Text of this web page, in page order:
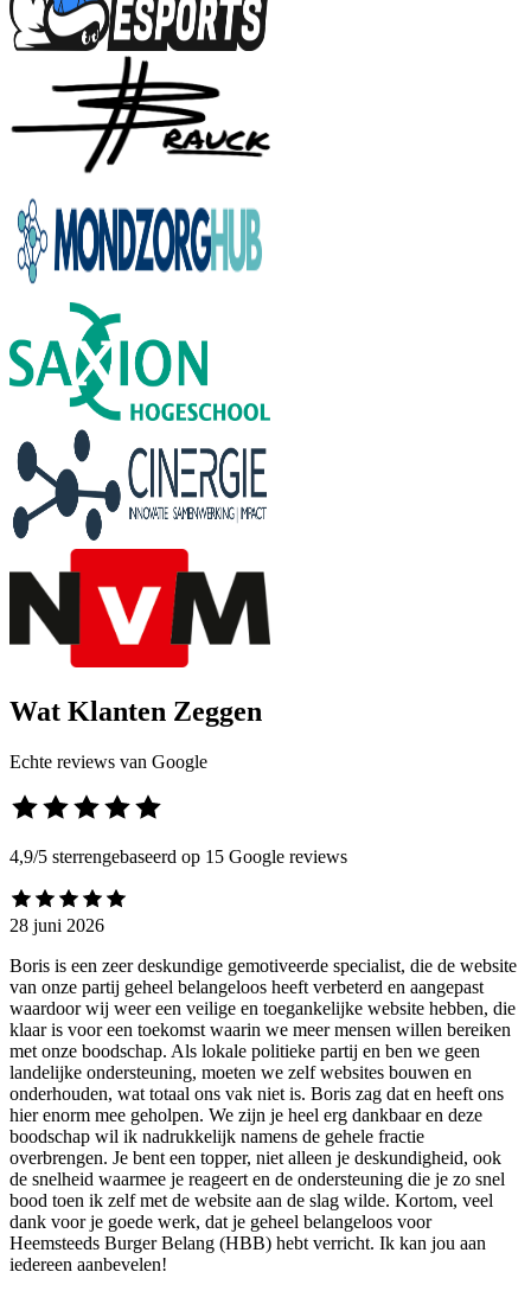
Wat Klanten Zeggen
Echte reviews van Google
4,9/5 sterrengebaseerd op 15 Google reviews
28 juni 2026
Boris is een zeer deskundige gemotiveerde specialist, die de website
van onze partij geheel belangeloos heeft verbeterd en aangepast
waardoor wij weer een veilige en toegankelijke website hebben, die
klaar is voor een toekomst waarin we meer mensen willen bereiken
met onze boodschap. Als lokale politieke partij en ben we geen
landelijke ondersteuning, moeten we zelf websites bouwen en
onderhouden, wat totaal ons vak niet is. Boris zag dat en heeft ons
hier enorm mee geholpen. We zijn je heel erg dankbaar en deze
boodschap wil ik nadrukkelijk namens de gehele fractie
overbrengen. Je bent een topper, niet alleen je deskundigheid, ook
de snelheid waarmee je reageert en de ondersteuning die je zo snel
bood toen ik zelf met de website aan de slag wilde. Kortom, veel
dank voor je goede werk, dat je geheel belangeloos voor
Heemsteeds Burger Belang (HBB) hebt verricht. Ik kan jou aan
iedereen aanbevelen!